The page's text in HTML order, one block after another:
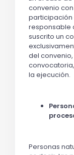
convenio
participación
responsable
suscrito un
del
la ejecución.
Personas